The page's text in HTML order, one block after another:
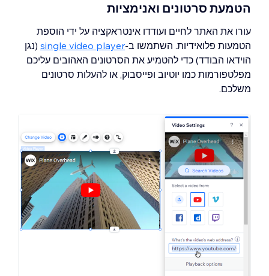
הטמעת סרטונים ואנימציות
עורו את האתר לחיים ועודדו אינטראקציה על ידי הוספת
הטמעות פלואידיות. השתמשו ב-single video player (נגן
הוידאו הבודד) כדי להטמיע את הסרטונים האהובים עליכם
מפלטפורמות כמו יוטיוב ופייסבוק, או להעלות סרטונים
משלכם.